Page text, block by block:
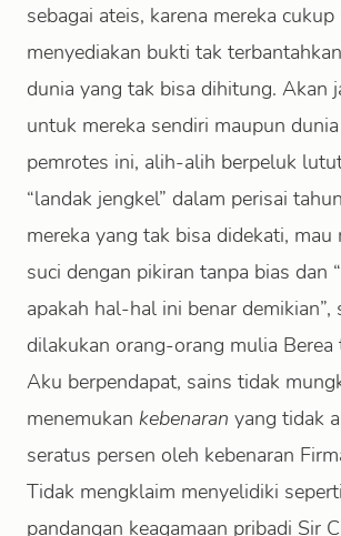
sebagai ateis, karena mereka cukup
menyediakan bukti tak
dunia yang tak bisa dihitung. Akan
untuk mereka sendiri maupun
pemrotes ini, alih-alih berpeluk
“landak jengkel” dalam perisai
mereka yang tak bisa didekati, mau
suci dengan pikiran tanpa bias dan
apakah hal-hal ini benar demikian”,
dilakukan orang-orang mulia Berea
Aku berpendapat, sains tidak
menemukan kebenaran yang tidak
seratus persen oleh kebenaran
Tidak mengklaim menyelidiki
pandangan keagamaan pribadi Sir